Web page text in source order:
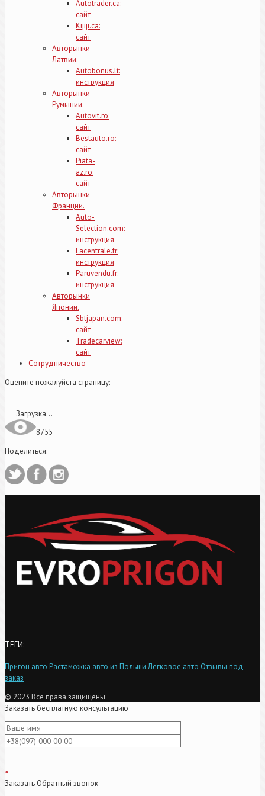
Autotrader.ca:
сайт
Kijiji.ca:
сайт
Авторынки
Латвии.
Autobonus.lt:
инструкция
Авторынки
Румынии.
Autovit.ro:
сайт
Bestauto.ro:
сайт
Piata-
az.ro:
сайт
Авторынки
Франции.
Auto-
Selection.com:
инструкция
Lacentrale.fr:
инструкция
Paruvendu.fr:
инструкция
Авторынки
Японии.
Sbtjapan.com:
сайт
Tradecarview:
сайт
Сотрудничество
Оцените пожалуйста страницу:
Загрузка...
8755
Поделиться:
ТЕГИ:
Пригон авто Растаможка авто из ПольшиЛегковое авто Отзывы под
заказ
© 2023 Все права защищены
Заказать бесплатную консультацию
×
Заказать Обратный звонок